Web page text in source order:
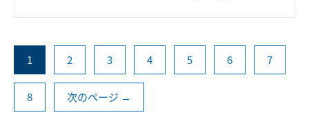
1 2 3 4 5 6 7
8 次のページ →